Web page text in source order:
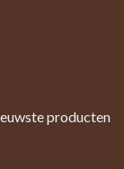
producten